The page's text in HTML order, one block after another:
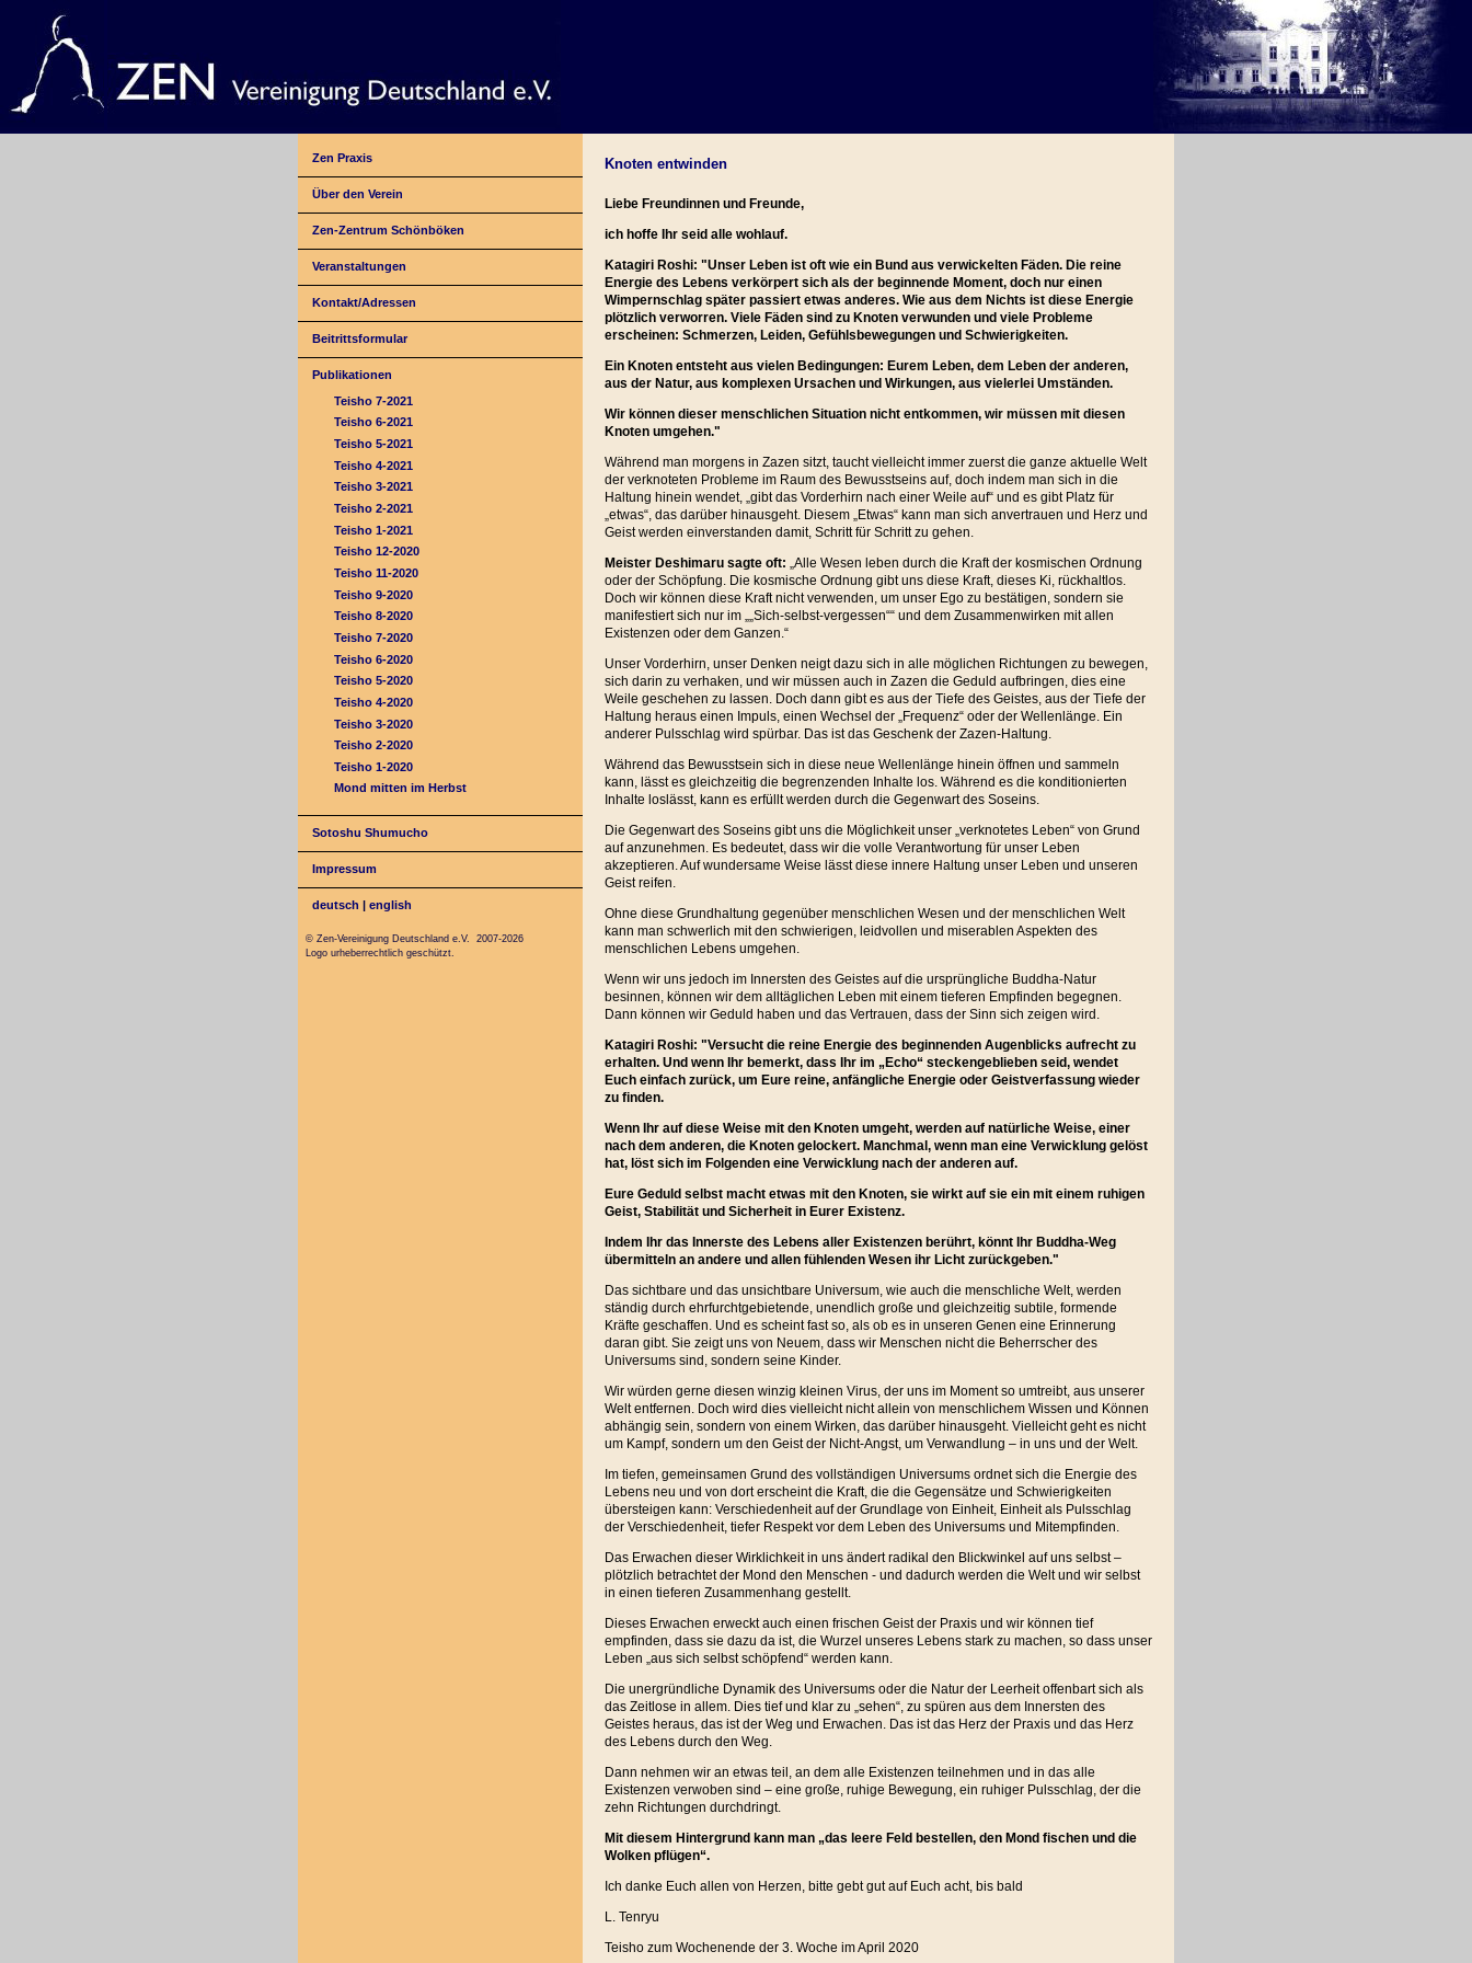
Zen Praxis
Über den Verein
Zen-Zentrum Schönböken
Veranstaltungen
Kontakt/Adressen
Beitrittsformular
Publikationen
Teisho 7-2021
Teisho 6-2021
Teisho 5-2021
Teisho 4-2021
Teisho 3-2021
Teisho 2-2021
Teisho 1-2021
Teisho 12-2020
Teisho 11-2020
Teisho 9-2020
Teisho 8-2020
Teisho 7-2020
Teisho 6-2020
Teisho 5-2020
Teisho 4-2020
Teisho 3-2020
Teisho 2-2020
Teisho 1-2020
Mond mitten im Herbst
Sotoshu Shumucho
Impressum
deutsch |english
Knoten entwinden
Liebe Freundinnen und Freunde,
ich hoffe Ihr seid alle wohlauf.
Katagiri Roshi: "Unser Leben ist oft wie ein Bund aus verwickelten Fäden. Die reine
Energie des Lebens verkörpert sich als der beginnende Moment, doch nur einen
Wimpernschlag später passiert etwas anderes. Wie aus dem Nichts ist diese Energie
plötzlich verworren. Viele Fäden sind zu Knoten verwunden und viele Probleme
erscheinen: Schmerzen, Leiden, Gefühlsbewegungen und Schwierigkeiten.
Ein Knoten entsteht aus vielen Bedingungen: Eurem Leben, dem Leben der anderen,
aus der Natur, aus komplexen Ursachen und Wirkungen, aus vielerlei Umständen.
Wir können dieser menschlichen Situation nicht entkommen, wir müssen mit diesen
Knoten umgehen."
Während man morgens in Zazen sitzt, taucht vielleicht immer zuerst die ganze aktuelle Welt
der verknoteten Probleme im Raum des Bewusstseins auf, doch indem man sich in die
Haltung hinein wendet, „gibt das Vorderhirn nach einer Weile auf“ und es gibt Platz für
„etwas“, das darüber hinausgeht. Diesem „Etwas“ kann man sich anvertrauen und Herz und
Geist werden einverstanden damit, Schritt für Schritt zu gehen.
Meister Deshimaru sagte oft: „Alle Wesen leben durch die Kraft der kosmischen Ordnung
oder der Schöpfung. Die kosmische Ordnung gibt uns diese Kraft, dieses Ki, rückhaltlos.
Doch wir können diese Kraft nicht verwenden, um unser Ego zu bestätigen, sondern sie
manifestiert sich nur im „„Sich-selbst-vergessen““ und dem Zusammenwirken mit allen
Existenzen oder dem Ganzen.“
Unser Vorderhirn, unser Denken neigt dazu sich in alle möglichen Richtungen zu bewegen,
sich darin zu verhaken, und wir müssen auch in Zazen die Geduld aufbringen, dies eine
Weile geschehen zu lassen. Doch dann gibt es aus der Tiefe des Geistes, aus der Tiefe der
Haltung heraus einen Impuls, einen Wechsel der „Frequenz“ oder der Wellenlänge. Ein
anderer Pulsschlag wird spürbar. Das ist das Geschenk der Zazen-Haltung.
Während das Bewusstsein sich in diese neue Wellenlänge hinein öffnen und sammeln
kann, lässt es gleichzeitig die begrenzenden Inhalte los. Während es die konditionierten
Inhalte loslässt, kann es erfüllt werden durch die Gegenwart des Soseins.
Die Gegenwart des Soseins gibt uns die Möglichkeit unser „verknotetes Leben“ von Grund
auf anzunehmen. Es bedeutet, dass wir die volle Verantwortung für unser Leben
akzeptieren. Auf wundersame Weise lässt diese innere Haltung unser Leben und unseren
Geist reifen.
Ohne diese Grundhaltung gegenüber menschlichen Wesen und der menschlichen Welt
kann man schwerlich mit den schwierigen, leidvollen und miserablen Aspekten des
menschlichen Lebens umgehen.
Wenn wir uns jedoch im Innersten des Geistes auf die ursprüngliche Buddha-Natur
besinnen, können wir dem alltäglichen Leben mit einem tieferen Empfinden begegnen.
Dann können wir Geduld haben und das Vertrauen, dass der Sinn sich zeigen wird.
Katagiri Roshi: "Versucht die reine Energie des beginnenden Augenblicks aufrecht zu
erhalten. Und wenn Ihr bemerkt, dass Ihr im „Echo“ steckengeblieben seid, wendet
Euch einfach zurück, um Eure reine, anfängliche Energie oder Geistverfassung wieder
zu finden.
Wenn Ihr auf diese Weise mit den Knoten umgeht, werden auf natürliche Weise, einer
nach dem anderen, die Knoten gelockert. Manchmal, wenn man eine Verwicklung gelöst
hat, löst sich im Folgenden eine Verwicklung nach der anderen auf.
Eure Geduld selbst macht etwas mit den Knoten, sie wirkt auf sie ein mit einem ruhigen
Geist, Stabilität und Sicherheit in Eurer Existenz.
Indem Ihr das Innerste des Lebens aller Existenzen berührt, könnt Ihr Buddha-Weg
übermitteln an andere und allen fühlenden Wesen ihr Licht zurückgeben."
Das sichtbare und das unsichtbare Universum, wie auch die menschliche Welt, werden
ständig durch ehrfurchtgebietende, unendlich große und gleichzeitig subtile, formende
Kräfte geschaffen. Und es scheint fast so, als ob es in unseren Genen eine Erinnerung
daran gibt. Sie zeigt uns von Neuem, dass wir Menschen nicht die Beherrscher des
Universums sind, sondern seine Kinder.
Wir würden gerne diesen winzig kleinen Virus, der uns im Moment so umtreibt, aus unserer
Welt entfernen. Doch wird dies vielleicht nicht allein von menschlichem Wissen und Können
abhängig sein, sondern von einem Wirken, das darüber hinausgeht. Vielleicht geht es nicht
um Kampf, sondern um den Geist der Nicht-Angst, um Verwandlung – in uns und der Welt.
Im tiefen, gemeinsamen Grund des vollständigen Universums ordnet sich die Energie des
Lebens neu und von dort erscheint die Kraft, die die Gegensätze und Schwierigkeiten
übersteigen kann: Verschiedenheit auf der Grundlage von Einheit, Einheit als Pulsschlag
der Verschiedenheit, tiefer Respekt vor dem Leben des Universums und Mitempfinden.
Das Erwachen dieser Wirklichkeit in uns ändert radikal den Blickwinkel auf uns selbst –
plötzlich betrachtet der Mond den Menschen - und dadurch werden die Welt und wir selbst
in einen tieferen Zusammenhang gestellt.
Dieses Erwachen erweckt auch einen frischen Geist der Praxis und wir können tief
empfinden, dass sie dazu da ist, die Wurzel unseres Lebens stark zu machen, so dass unser
Leben „aus sich selbst schöpfend“ werden kann.
Die unergründliche Dynamik des Universums oder die Natur der Leerheit offenbart sich als
das Zeitlose in allem. Dies tief und klar zu „sehen“, zu spüren aus dem Innersten des
Geistes heraus, das ist der Weg und Erwachen. Das ist das Herz der Praxis und das Herz
des Lebens durch den Weg.
Dann nehmen wir an etwas teil, an dem alle Existenzen teilnehmen und in das alle
Existenzen verwoben sind – eine große, ruhige Bewegung, ein ruhiger Pulsschlag, der die
zehn Richtungen durchdringt.
Mit diesem Hintergrund kann man „das leere Feld bestellen, den Mond fischen und die
Wolken pflügen“.
Ich danke Euch allen von Herzen, bitte gebt gut auf Euch acht, bis bald
L. Tenryu
Teisho zum Wochenende der 3. Woche im April 2020
© Zen-Vereinigung Deutschland e.V. 2007-2026
Logo urheberrechtlich geschützt.